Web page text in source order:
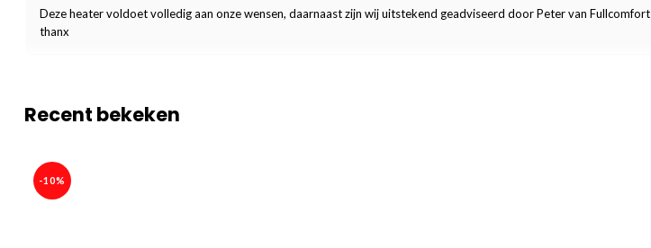
Kantelbeveiliging
Deze heater voldoet volledig aan onze wensen, daarnaast zijn wij uitstekend geadviseerd door Peter van Fullcomfort
thanx
Recent bekeken
-10%